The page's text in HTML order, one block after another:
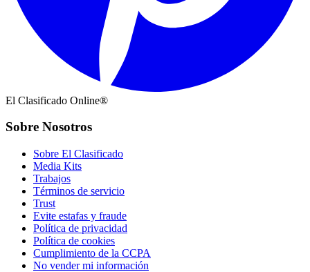
El Clasificado Online®
Sobre Nosotros
Sobre El Clasificado
Media Kits
Trabajos
Términos de servicio
Trust
Evite estafas y fraude
Política de privacidad
Política de cookies
Cumplimiento de la CCPA
No vender mi información